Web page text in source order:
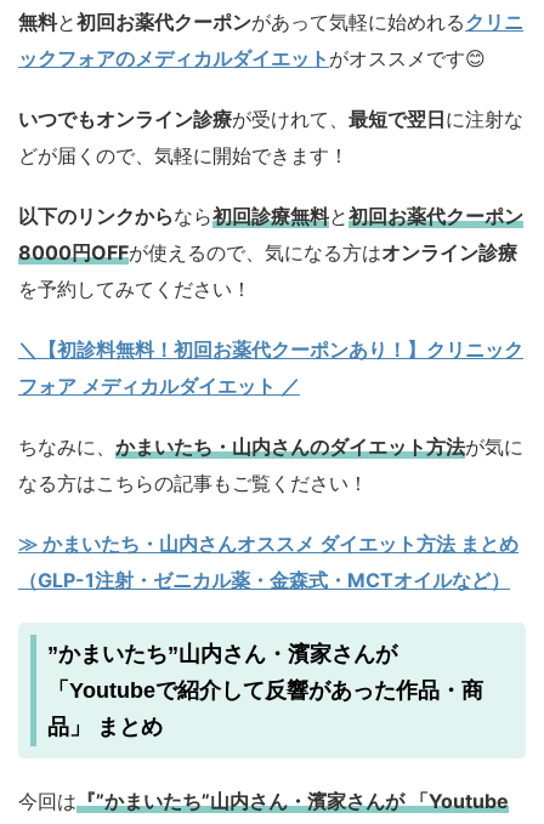
無料と初回お薬代クーポンがあって気軽に始めれるクリニ
ックフォアのメディカルダイエット がオススメです😊
いつでもオンライン診療が受けれて、 最短で翌日に注射な
どが届くので、気軽に開始できます！
以下のリンクからなら初回診療無料と初回お薬代クーポン
8000円OFFが使えるので、気になる方はオンライン診療
を予約してみてください！
＼【初診料無料！初回お薬代クーポンあり！】クリニック
フォア メディカルダイエット ／
ちなみに、 かまいたち・山内さんのダイエット方法が気に
なる方はこちらの記事もご覧ください！
≫ かまいたち・山内さんオススメ ダイエット方法 まとめ
（GLP-1注射・ゼニカル薬・金森式・MCTオイルなど）
”かまいたち”山内さん・濱家さんが
「Youtubeで紹介して反響があった作品・商
品」 まとめ
今回は『”かまいたち”山内さん・濱家さんが 「Youtube